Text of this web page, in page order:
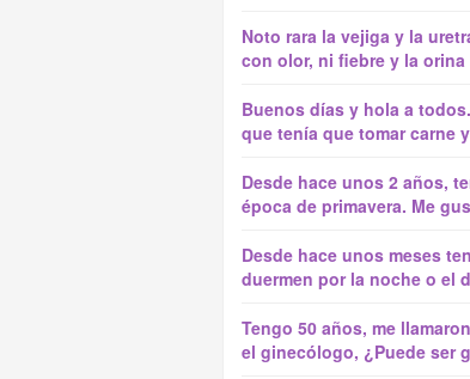
Noto rara la vejiga y la
con olor, ni fiebre y la orina
Buenos días y hola a
que tenía que tomar carne
Desde hace unos 2 años,
época de primavera. Me
Desde hace unos meses
duermen por la noche o el
Tengo 50 años, me
el ginecólogo, ¿Puede ser